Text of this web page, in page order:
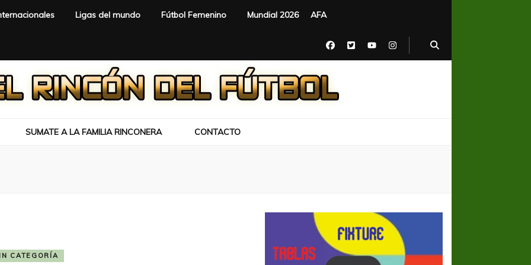
Ligas del mundo Fútbol Femenino Mundial 2026 AFA
SUMATE A LA FAMILIA RINCONERA CONTACTO
CATEGORÍA